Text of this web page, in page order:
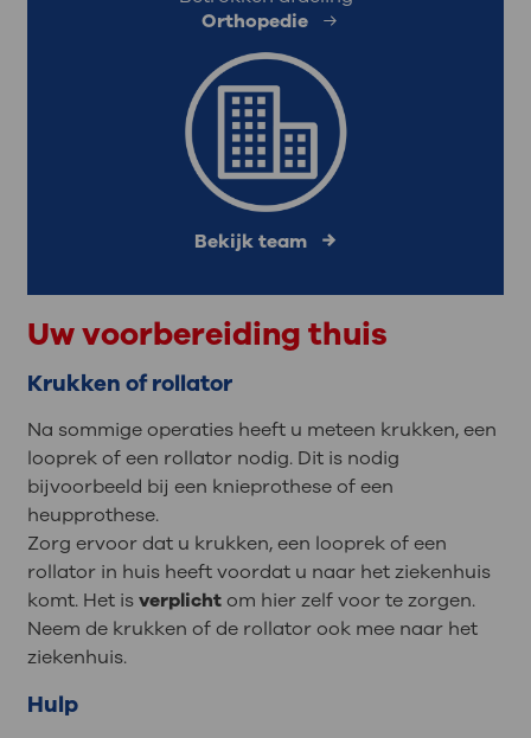
Orthopedie
Bekijk team
Uw voorbereiding thuis
Krukken of rollator
Na sommige operaties heeft u meteen krukken, een
looprek of een rollator nodig. Dit is nodig
bijvoorbeeld bij een knieprothese of een
heupprothese.
Zorg ervoor dat u krukken, een looprek of een
rollator in huis heeft voordat u naar het ziekenhuis
komt. Het isverplichtom hier zelf voor te zorgen.
Neem de krukken of de rollator ook mee naar het
ziekenhuis.
Hulp